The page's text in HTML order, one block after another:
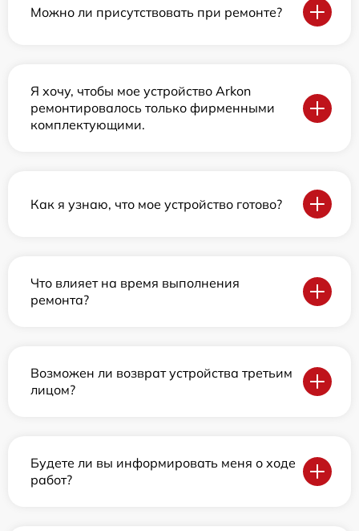
Можно ли присутствовать при ремонте?
Я хочу, чтобы мое устройство Arkon
ремонтировалось только фирменными
комплектующими.
Как я узнаю, что мое устройство готово?
Что влияет на время выполнения
ремонта?
Возможен ли возврат устройства третьим
лицом?
Будете ли вы информировать меня о ходе
работ?